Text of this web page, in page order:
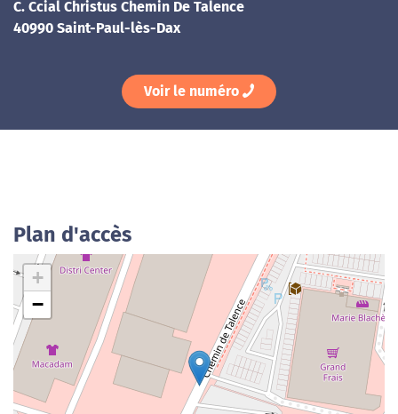
C. Ccial Christus Chemin De Talence
40990 Saint-Paul-lès-Dax
Voir le numéro
Plan d'accès
+
−